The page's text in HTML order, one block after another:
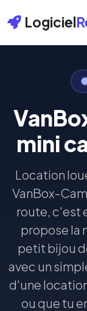
Logiciel
mini
Location
VanBox-
route, c'est
propose la
petit bijou
avec un
d'une
ou que tu